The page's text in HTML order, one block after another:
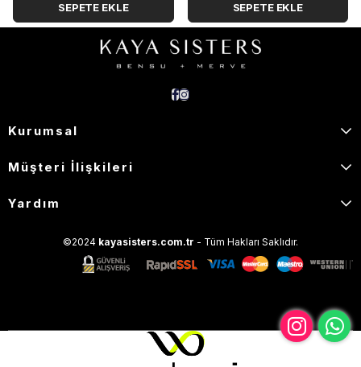
SEPETE EKLE SEPETE EKLE
Kurumsal
Müşteri İlişkileri
Yardım
©2024 kayasisters.com.tr - Tüm Hakları Saklıdır.